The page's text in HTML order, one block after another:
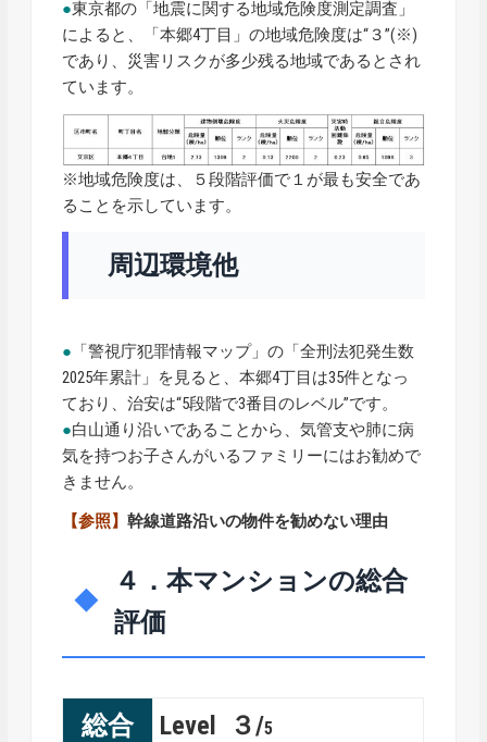
●東京都の「地震に関する地域危険度測定調査」
によると、「本郷4丁目」の地域危険度は“３”(※)
であり、災害リスクが多少残る地域であるとされ
ています。
※地域危険度は、５段階評価で１が最も安全であ
ることを示しています。
周辺環境他
● 「警視庁犯罪情報マップ」の「全刑法犯発生数
2025年累計」を見ると、本郷4丁目は35件となっ
ており、治安は“5段階で3番目のレベル”です。
●白山通り沿いであることから、気管支や肺に病
気を持つお子さんがいるファミリーにはお勧めで
きません。
【参照】幹線道路沿いの物件を勧めない理由
４．本マンションの総合
評価
総合 Level ３/5